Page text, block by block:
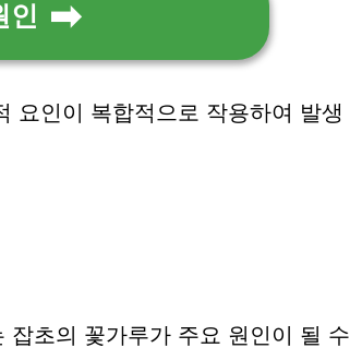
인
요인이 복합적으로 작용하여 발생
초의 꽃가루가 주요 원인이 될 수